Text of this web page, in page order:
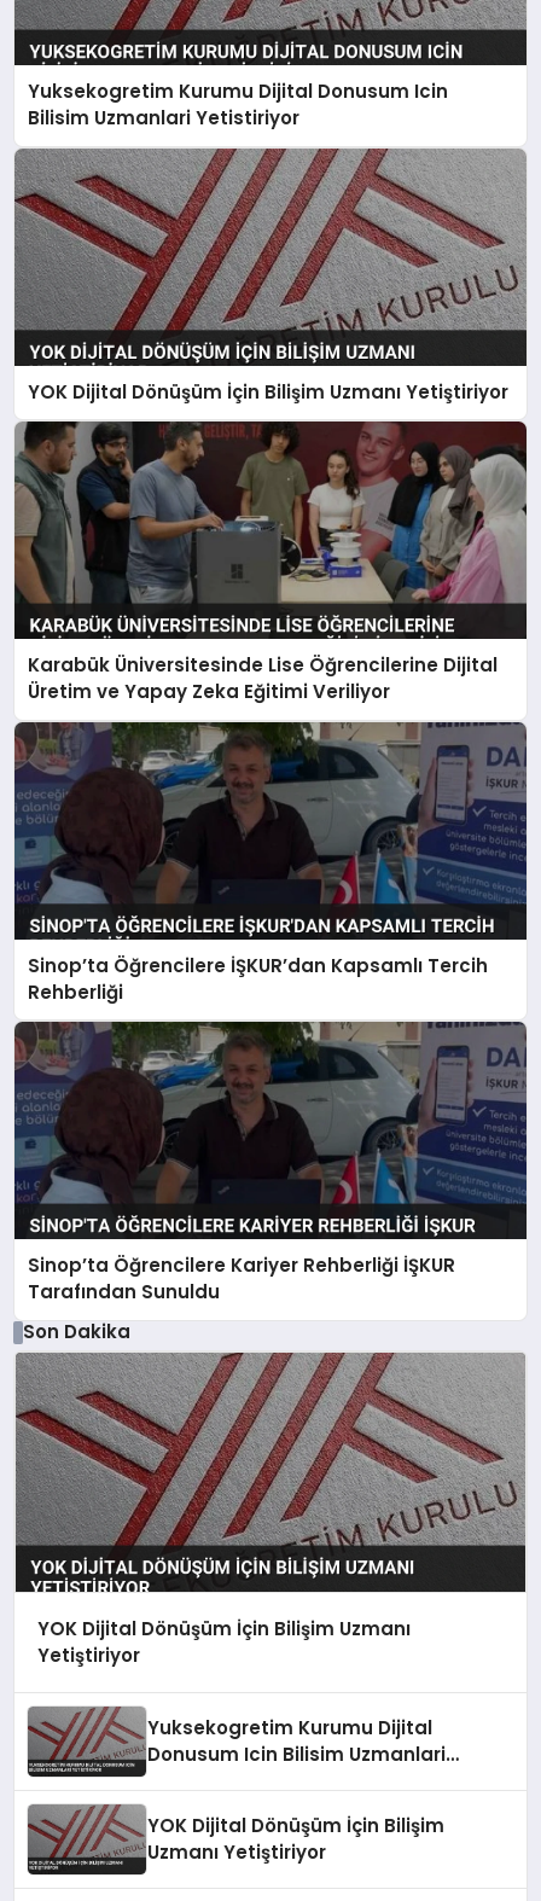
Yuksekogretim Kurumu Dijital Donusum Icin
Bilisim Uzmanlari Yetistiriyor
YOK Dijital Dönüşüm İçin Bilişim Uzmanı Yetiştiriyor
Karabük Üniversitesinde Lise Öğrencilerine Dijital
Üretim ve Yapay Zeka Eğitimi Veriliyor
Sinop’ta Öğrencilere İŞKUR’dan Kapsamlı Tercih
Rehberliği
Sinop’ta Öğrencilere Kariyer Rehberliği İŞKUR
Tarafından Sunuldu
Son Dakika
YOK Dijital Dönüşüm İçin Bilişim Uzmanı
Yetiştiriyor
Yuksekogretim Kurumu Dijital
Donusum Icin Bilisim Uzmanlari
YOK Dijital Dönüşüm İçin Bilişim
Uzmanı Yetiştiriyor